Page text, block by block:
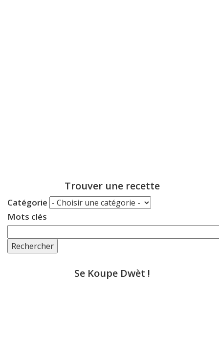
Trouver une recette
Catégorie
Mots clés
Rechercher
Se Koupe Dwèt !